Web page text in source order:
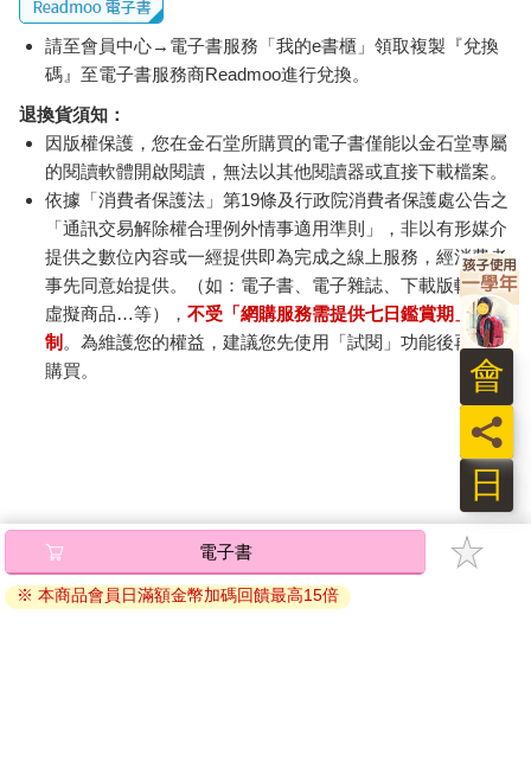
請至會員中心→電子書服務「我的e書櫃」領取複製『兌換
碼』至電子書服務商Readmoo進行兌換。
退換貨須知：
因版權保護，您在金石堂所購買的電子書僅能以金石堂專屬
的閱讀軟體開啟閱讀，無法以其他閱讀器或直接下載檔案。
依據「消費者保護法」第19條及行政院消費者保護處公告之
「通訊交易解除權合理例外情事適用準則」，非以有形媒介
提供之數位內容或一經提供即為完成之線上服務，經消費者
事先同意始提供。（如：電子書、電子雜誌、下載版軟體、
虛擬商品…等），不受「網購服務需提供七日鑑賞期」的限
制 。為維護您的權益，建議您先使用「試閱」功能後再付款
購買。
電子書
※ 本商品會員日滿額金幣加碼回饋最高15倍
日
員
會